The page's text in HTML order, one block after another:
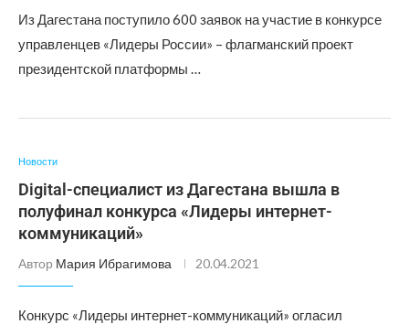
Из Дагестана поступило 600 заявок на участие в конкурсе
управленцев «Лидеры России» – флагманский проект
президентской платформы …
Новости
Digital-специалист из Дагестана вышла в
полуфинал конкурса «Лидеры интернет-
коммуникаций»
Автор Мария Ибрагимова 20.04.2021
Конкурс «Лидеры интернет-коммуникаций» огласил